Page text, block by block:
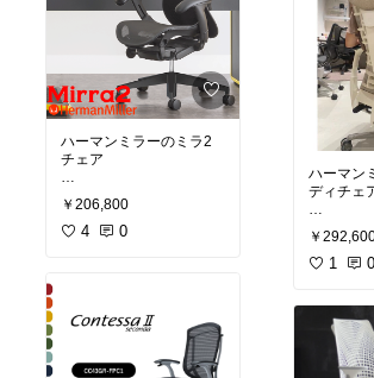
#オリジナル写真
ハーマンミラーのミラ2
チェア
このアームの形と背もた
れのなんとも言えない曲
線が可愛すぎる。
￥206,800
4 0
#オリジ
ハーマン
ディチェ
背中にフ
の背もた
この椅子。
中にフ
腕の可
レスがな
￥
1 0